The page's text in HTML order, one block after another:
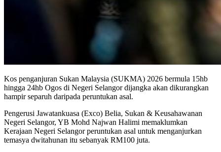
Kos penganjuran Sukan Malaysia (SUKMA) 2026 bermula 15hb
hingga 24hb Ogos di Negeri Selangor dijangka akan dikurangkan
hampir separuh daripada peruntukan asal.
Pengerusi Jawatankuasa (Exco) Belia, Sukan & Keusahawanan
Negeri Selangor, YB Mohd Najwan Halimi memaklumkan
Kerajaan Negeri Selangor peruntukan asal untuk menganjurkan
temasya dwitahunan itu sebanyak RM100 juta.